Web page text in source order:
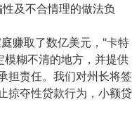
及不合情理的做法负
赚取了数亿美元，"卡特
糊不清的地方，并提供
担责任。我们对州长将签
掠夺性贷款行为，小额贷